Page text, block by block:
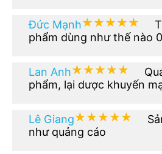
Đức Mạnh★★★★★
★★★★★
phẩm dùng như thế nào
Lan Anh★★★★★
★★★★★
phẩm, lại dược khuyến
Lê Giang★★★★★
★★★★★
như quảng cáo